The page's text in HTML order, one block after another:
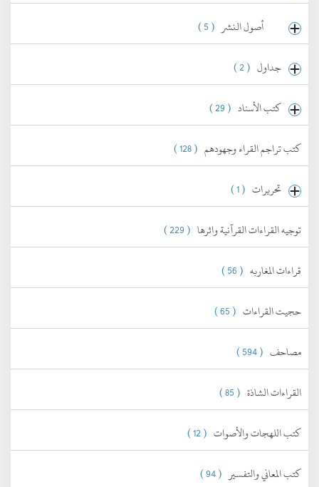
أصول النشر ( 5 )
جداول ( 2 )
كتب الأسناد ( 29 )
كتب تراجم القراء وجهودهم ( 128 )
تحريرات ( 1 )
توجيه القراءات القرآنية واثرها ( 229 )
قراءات المغاربه ( 56 )
حجيت القراءات ( 65 )
مصاحف ( 594 )
القراءات الشاذة ( 85 )
كتب اللهجات والأصوات ( 12 )
كتب المعاني والتفسير ( 94 )